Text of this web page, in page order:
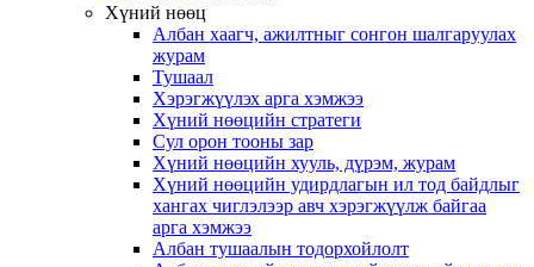
Хүний нөөц
Албан хаагч, ажилтныг сонгон шалгаруулах
журам
Тушаал
Хэрэгжүүлэх арга хэмжээ
Хүний нөөцийн стратеги
Сул орон тооны зар
Хүний нөөцийн хууль, дүрэм, журам
Хүний нөөцийн удирдлагын ил тод байдлыг
хангах чиглэлээр авч хэрэгжүүлж байгаа
арга хэмжээ
Албан тушаалын тодорхойлолт